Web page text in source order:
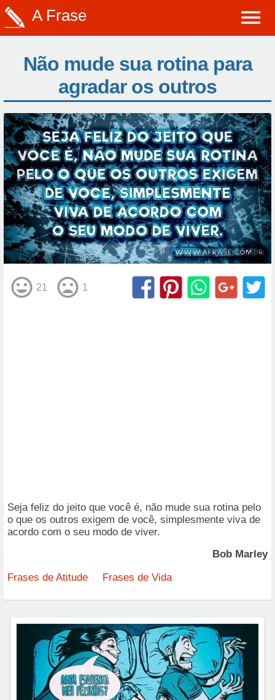
A Frase
Não mude sua rotina para
agradar os outros
21 1
Seja feliz do jeito que você é, não mude sua rotina pelo
o que os outros exigem de você, simplesmente viva de
acordo com o seu modo de viver.
Bob Marley
Frases de Atitude
Frases de Vida